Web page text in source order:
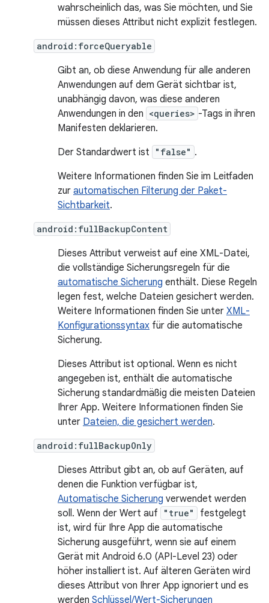
wahrscheinlich das, was Sie möchten, und Sie
müssen dieses Attribut nicht explizit festlegen.
android:forceQueryable
Gibt an, ob diese Anwendung für alle anderen
Anwendungen auf dem Gerät sichtbar ist,
unabhängig davon, was diese anderen
Anwendungen in den <queries> -Tags in ihren
Manifesten deklarieren.
Der Standardwert ist
"false" .
Weitere Informationen finden Sie im Leitfaden
zur automatischen Filterung der Paket-
Sichtbarkeit.
android:fullBackupContent
Dieses Attribut verweist auf eine XML-Datei,
die vollständige Sicherungsregeln für die
automatische Sicherung enthält. Diese Regeln
legen fest, welche Dateien gesichert werden.
Weitere Informationen finden Sie unter XML-
Konfigurationssyntax für die automatische
Sicherung.
Dieses Attribut ist optional. Wenn es nicht
angegeben ist, enthält die automatische
Sicherung standardmäßig die meisten Dateien
Ihrer App. Weitere Informationen finden Sie
unter Dateien, die gesichert werden.
android:fullBackupOnly
Dieses Attribut gibt an, ob auf Geräten, auf
denen die Funktion verfügbar ist,
Automatische Sicherung verwendet werden
soll. Wenn der Wert auf
"true"
festgelegt
ist, wird für Ihre App die automatische
Sicherung ausgeführt, wenn sie auf einem
Gerät mit Android 6.0 (API-Level 23) oder
höher installiert ist. Auf älteren Geräten wird
dieses Attribut von Ihrer App ignoriert und es
werden Schlüssel/Wert-Sicherungen